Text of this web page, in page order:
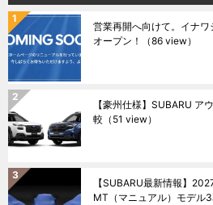
営業再開へ向けて。イナ
オープン！
（86 view）
【豪州仕様】SUBARU ア
較 （51 view）
【SUBARU最新情報】
MT（マニュアル）モデル